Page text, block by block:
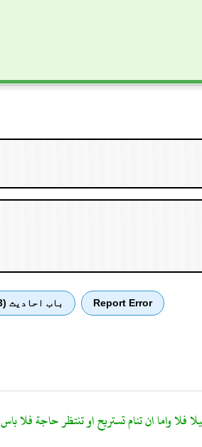
Report Error باب احادیث (13)
فلا واما ان تنام تستريح او تنتظر حاجة فلا باس